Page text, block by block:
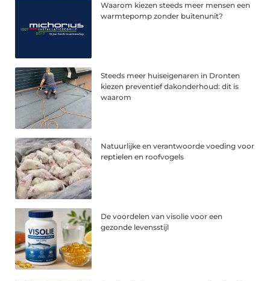
Waarom kiezen steeds meer mensen een
warmtepomp zonder buitenunit?
Steeds meer huiseigenaren in Dronten
kiezen preventief dakonderhoud: dit is
waarom
Natuurlijke en verantwoorde voeding voor
reptielen en roofvogels
De voordelen van visolie voor een
gezonde levensstijl